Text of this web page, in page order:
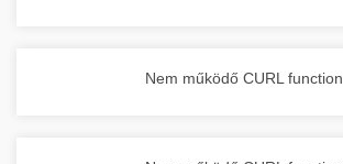
Nem működő CURL function.